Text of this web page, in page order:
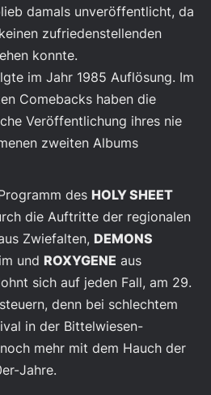
damals unveröffentlicht, da
zufriedenstellenden
konnte.
im Jahr 1985 Auflösung. Im
Comebacks haben die
Veröffentlichung ihres nie
zweiten Albums
des HOLY SHEET
die Auftritte der regionalen
Zwiefalten, DEMONS
und ROXYGENE aus
sich auf jeden Fall, am 29.
denn bei schlechtem
in der Bittelwiesen-
mehr mit dem Hauch der
Jahre.